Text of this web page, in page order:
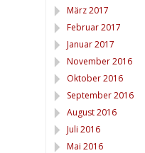
März 2017
Februar 2017
Januar 2017
November 2016
Oktober 2016
September 2016
August 2016
Juli 2016
Mai 2016